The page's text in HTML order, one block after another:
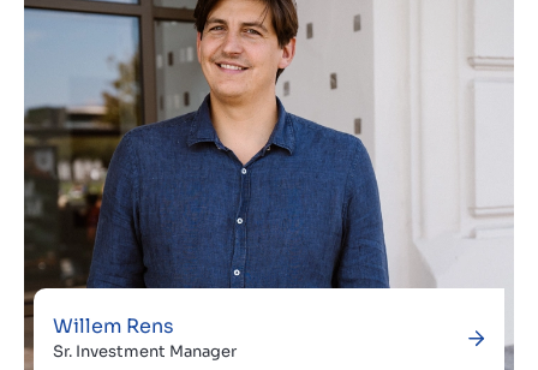
Willem Rens
Sr. Investment Manager